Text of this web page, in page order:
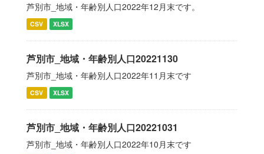
芦別市_地域・年齢別人口2022年12月末です。
CSV XLSX
芦別市_地域・年齢別人口20221130
芦別市_地域・年齢別人口2022年11月末です
CSV XLSX
芦別市_地域・年齢別人口20221031
芦別市_地域・年齢別人口2022年10月末です